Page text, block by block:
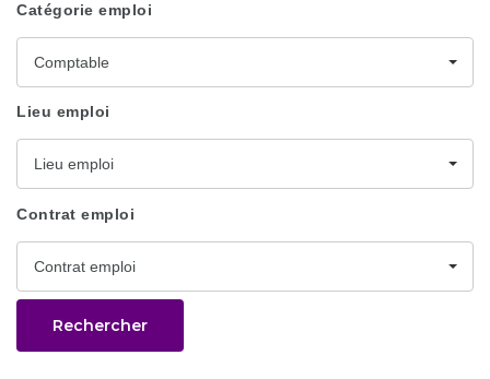
Catégorie emploi
Comptable
Lieu emploi
Lieu emploi
Contrat emploi
Contrat emploi
Rechercher